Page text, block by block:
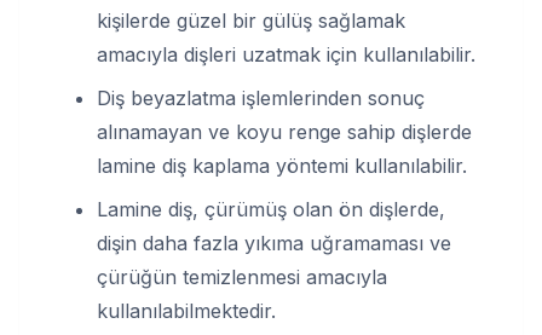
kişilerde güzel bir gülüş sağlamak
amacıyla dişleri uzatmak için kullanılabilir.
Diş beyazlatma işlemlerinden sonuç
alınamayan ve koyu renge sahip dişlerde
lamine diş kaplama yöntemi kullanılabilir.
Lamine diş, çürümüş olan ön dişlerde,
dişin daha fazla yıkıma uğramaması ve
çürüğün temizlenmesi amacıyla
kullanılabilmektedir.